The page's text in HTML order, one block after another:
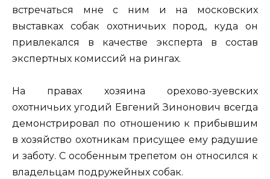
встречаться мне с ним и на московских
выставках собак охотничьих пород, куда он
привлекался в качестве эксперта в состав
экспертных комиссий на рингах.
На правах хозяина орехово-зуевских
охотничьих угодий Евгений Зинонович всегда
демонстрировал по отношению к прибывшим
в хозяйство охотникам присущее ему радушие
и заботу. С особенным трепетом он относился к
владельцам подружейных собак.